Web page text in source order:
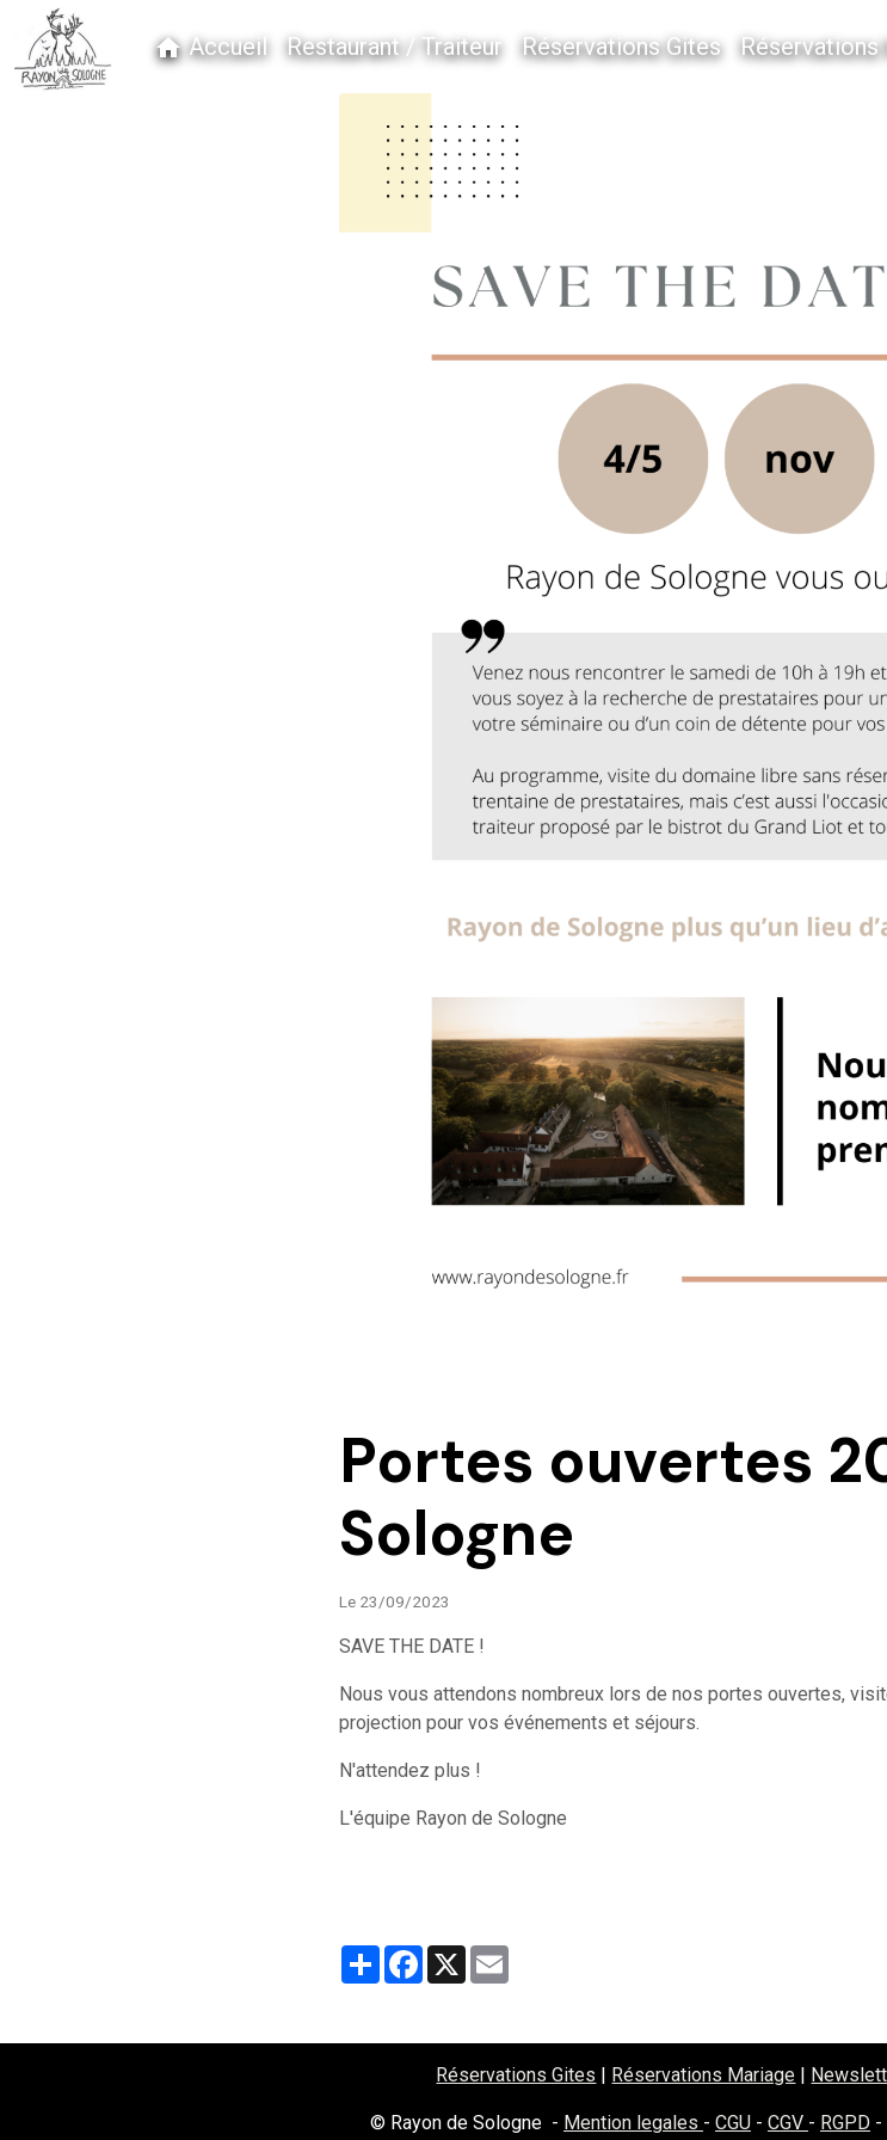
Accueil Restaurant / Traiteur Réservations Gites Réservations
Portes ouvertes
Sologne
Le 23/09/2023
SAVE THE DATE !
Nous vous attendons nombreux lors de nos portes ouvertes,
projection pour vos événements et séjours.
N'attendez plus !
L'équipe Rayon de Sologne
PartagerFacebook
X Email
Réservations Gites | Réservations Mariage |
© Rayon de Sologne - Mention legales - CGU- CGV - RGPD-